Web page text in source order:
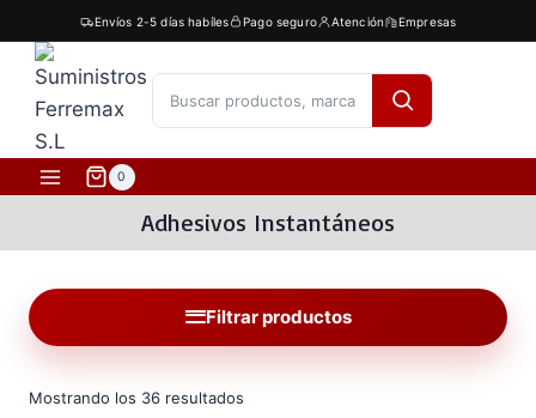
al
contenido
Envíos 2-5 días habíles Pago seguro Atención Empresas
0
Adhesivos Instantáneos
Filtrar productos
Mostrando los 36 resultados